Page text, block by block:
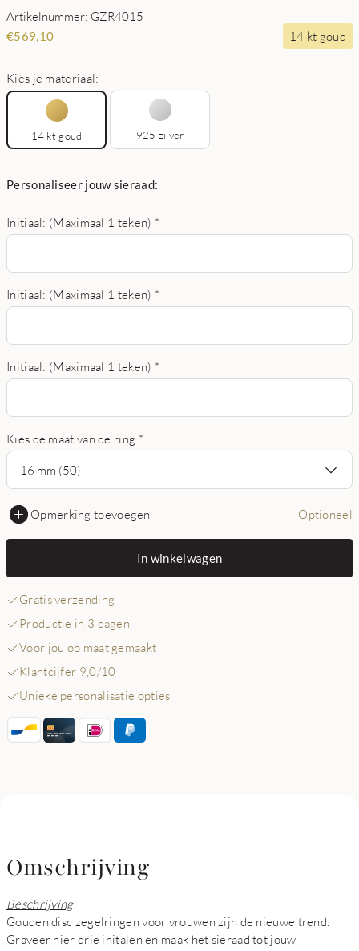
Artikelnummer: GZR4015
€569,10 14 kt goud
Kies je materiaal:
14 kt goud 925 zilver
Personaliseer jouw sieraad:
Initiaal: (Maximaal 1 teken) *
Initiaal: (Maximaal 1 teken) *
Initiaal: (Maximaal 1 teken) *
Kies de maat van de ring *
16 mm (50)
Opmerking toevoegen Optioneel
In winkelwagen
Gratis verzending
Productie in 3 dagen
Voor jou op maat gemaakt
Klantcijfer 9,0/10
Unieke personalisatie opties
Omschrijving
Beschrijving
Gouden disc zegelringen voor vrouwen zijn de nieuwe trend.
Graveer hier drie initalen en maak het sieraad tot jouw